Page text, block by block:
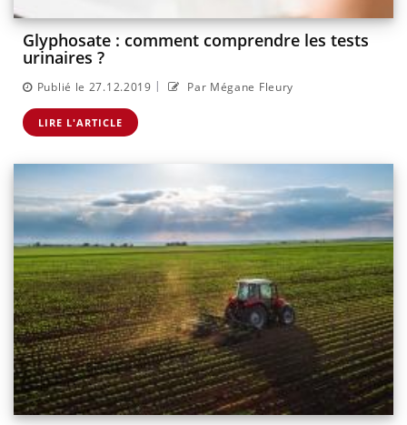
Glyphosate : comment comprendre les tests
urinaires ?
Publié le 27.12.2019 | Par Mégane Fleury
LIRE L'ARTICLE